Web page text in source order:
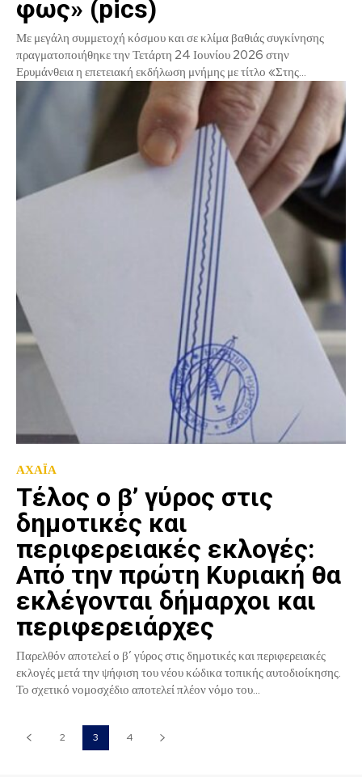
φως» (pics)
Με μεγάλη συμμετοχή κόσμου και σε κλίμα βαθιάς συγκίνησης
πραγματοποιήθηκε την Τετάρτη 24 Ιουνίου 2026 στην
Ερυμάνθεια η επετειακή εκδήλωση μνήμης με τίτλο «Στης...
ΑΧΑΪΑ
Τέλος ο β’ γύρος στις
δημοτικές και
περιφερειακές εκλογές:
Από την πρώτη Κυριακή θα
εκλέγονται δήμαρχοι και
περιφερειάρχες
Παρελθόν αποτελεί ο β’ γύρος στις δημοτικές και περιφερειακές
εκλογές μετά την ψήφιση του νέου κώδικα τοπικής αυτοδιοίκησης.
Το σχετικό νομοσχέδιο αποτελεί πλέον νόμο του...
2 3 4